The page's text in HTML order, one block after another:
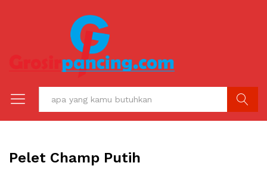
Pelet Champ Putih